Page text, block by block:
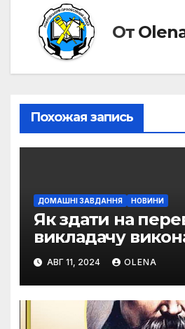
От
Похожая запись
ДОМАШНІ ЗАВДАННЯ НОВИНИ
Як здати на
викладачу
домашнє
АВГ 11, 2024 OLENA